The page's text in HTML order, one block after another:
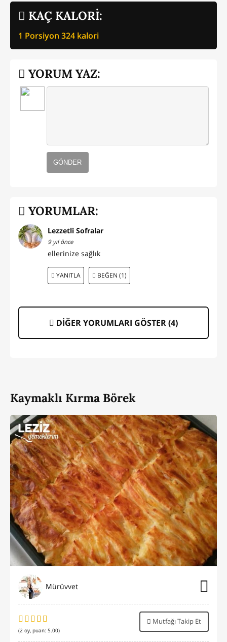
KAÇ KALORİ:
1 Porsiyon 324 kalori
YORUM YAZ:
GÖNDER
YORUMLAR:
Lezzetli Sofralar
9 yıl önce
ellerinize sağlık
YANITLA BEĞEN (1)
DİĞER YORUMLARI GÖSTER (4)
Kaymaklı Kırma Börek
Mürüvvet
(2 oy, puan: 5.00)
Mutfağı Takip Et